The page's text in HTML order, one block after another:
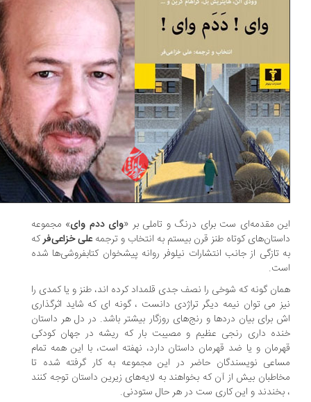
مقدمه‌ای ست برای درنگ و تاملی بر «وای ددم وای» مجموعه
کوتاه طنز قرن بیستم به انتخاب و ترجمه علی خزاعی‌فرکه
تازگی از جانب انتشارات نیلوفر روانه پیشخوان کتابفروشی‌ها شده
گونه که شوخی را نصف جدی قلمداد کرده اند، طنز و یا کمدی را
می توان نیمه دیگر تراژدی دانست ، گونه ای که شاید اثرگذاری
برای بیان دردها و رنج‌های روزگار بیشتر باشد. در دل هر داستان
داری رنجی عظیم و مصیبت بار که ریشه در جهان کودکی
و یا ضد قهرمان داستان دارد، نهفته است، با این همه تمام
نویسندگان حاضر در این مجموعه به کار گرفته شده تا
بیش از آن که بخواهند به لایه‌های زیرین داستان توجه کنند
و این کاری ست در هر حال ستودنی.